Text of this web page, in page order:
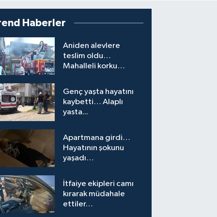
Haberler
Aniden alevlere
teslim oldu…
Mahalleli korku
Genç yaşta hayatını
kaybetti… Alaplı
yasta...
Apartmana girdi…
Hayatının şokunu
yaşadı…
İtfaiye ekipleri camı
kırarak müdahale
ettiler…